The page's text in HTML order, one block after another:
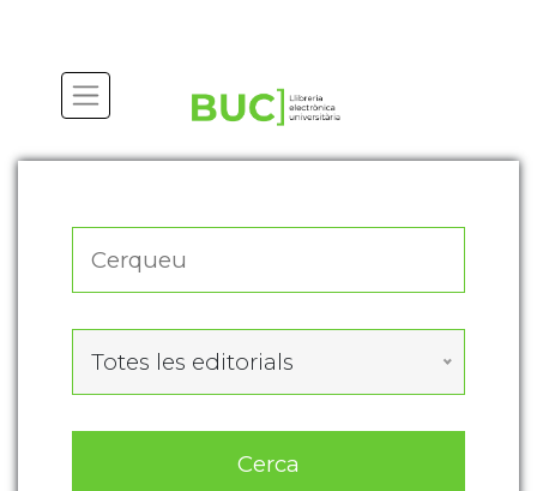
Totes les editorials
Cerca